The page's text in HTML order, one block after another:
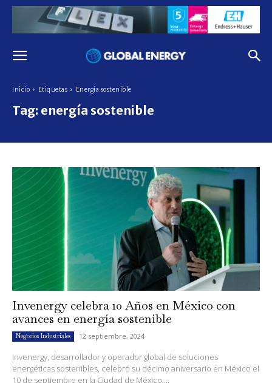
Inicio Etiquetas Energía sostenible
Tag: energía sostenible
Invenergy celebra 10 Años en México con
avances en energía sostenible
Negocios Industriales 12 septiembre, 2024
Invenergy, desarrollador y operador global de soluciones
energéticas sostenibles, celebró su décimo aniversario en México el
10 de septiembre en la Ciudad de México....